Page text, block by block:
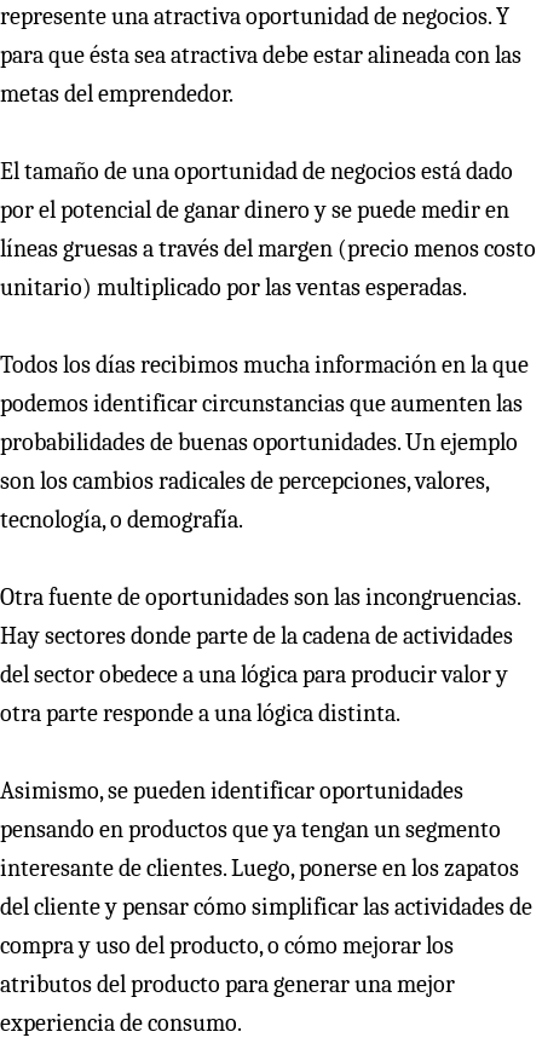
represente una atractiva oportunidad de negocios. Y
para que ésta sea atractiva debe estar alineada con las
metas del emprendedor.
El tamaño de una oportunidad de negocios está dado
por el potencial de ganar dinero y se puede medir en
líneas gruesas a través del margen (precio menos costo
unitario) multiplicado por las ventas esperadas.
Todos los días recibimos mucha información en la que
podemos identificar circunstancias que aumenten las
probabilidades de buenas oportunidades. Un ejemplo
son los cambios radicales de percepciones, valores,
tecnología, o demografía.
Otra fuente de oportunidades son las incongruencias.
Hay sectores donde parte de la cadena de actividades
del sector obedece a una lógica para producir valor y
otra parte responde a una lógica distinta.
Asimismo, se pueden identificar oportunidades
pensando en productos que ya tengan un segmento
interesante de clientes. Luego, ponerse en los zapatos
del cliente y pensar cómo simplificar las actividades de
compra y uso del producto, o cómo mejorar los
atributos del producto para generar una mejor
experiencia de consumo.